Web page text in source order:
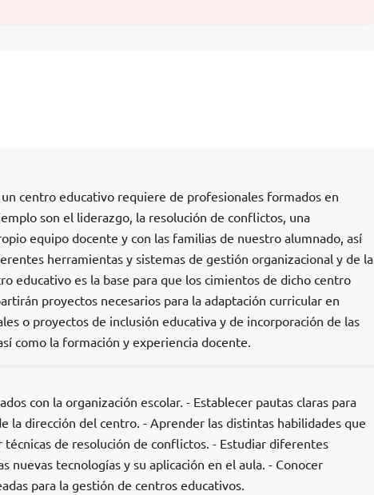
centro educativo requiere de profesionales formados en
son el liderazgo, la resolución de conflictos, una
equipo docente y con las familias de nuestro alumnado, así
herramientas y sistemas de gestión organizacional y de la
educativo es la base para que los cimientos de dicho centro
proyectos necesarios para la adaptación curricular en
o proyectos de inclusión educativa y de incorporación de las
como la formación y experiencia docente.
con la organización escolar. - Establecer pautas claras para
la dirección del centro. - Aprender las distintas habilidades que
técnicas de resolución de conflictos. - Estudiar diferentes
nuevas tecnologías y su aplicación en el aula. - Conocer
para la gestión de centros educativos.